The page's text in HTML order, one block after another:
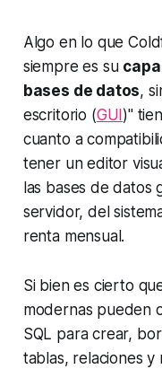
Algo en lo que
siempre es su
bases de datos,
escritorio (GUI )"
cuanto a
tener un editor
las bases de datos
servidor, del
renta mensual.
Si bien es cierto
modernas pueden
SQL para crear,
tablas, relaciones y